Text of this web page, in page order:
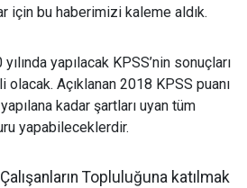
için bu haberimizi kaleme aldık.
yapılacak KPSS’nin sonuçları
olacak. Açıklanan 2018 KPSS puanı
kadar şartları uyan tüm
yapabileceklerdir.
Topluluğuna katılmak